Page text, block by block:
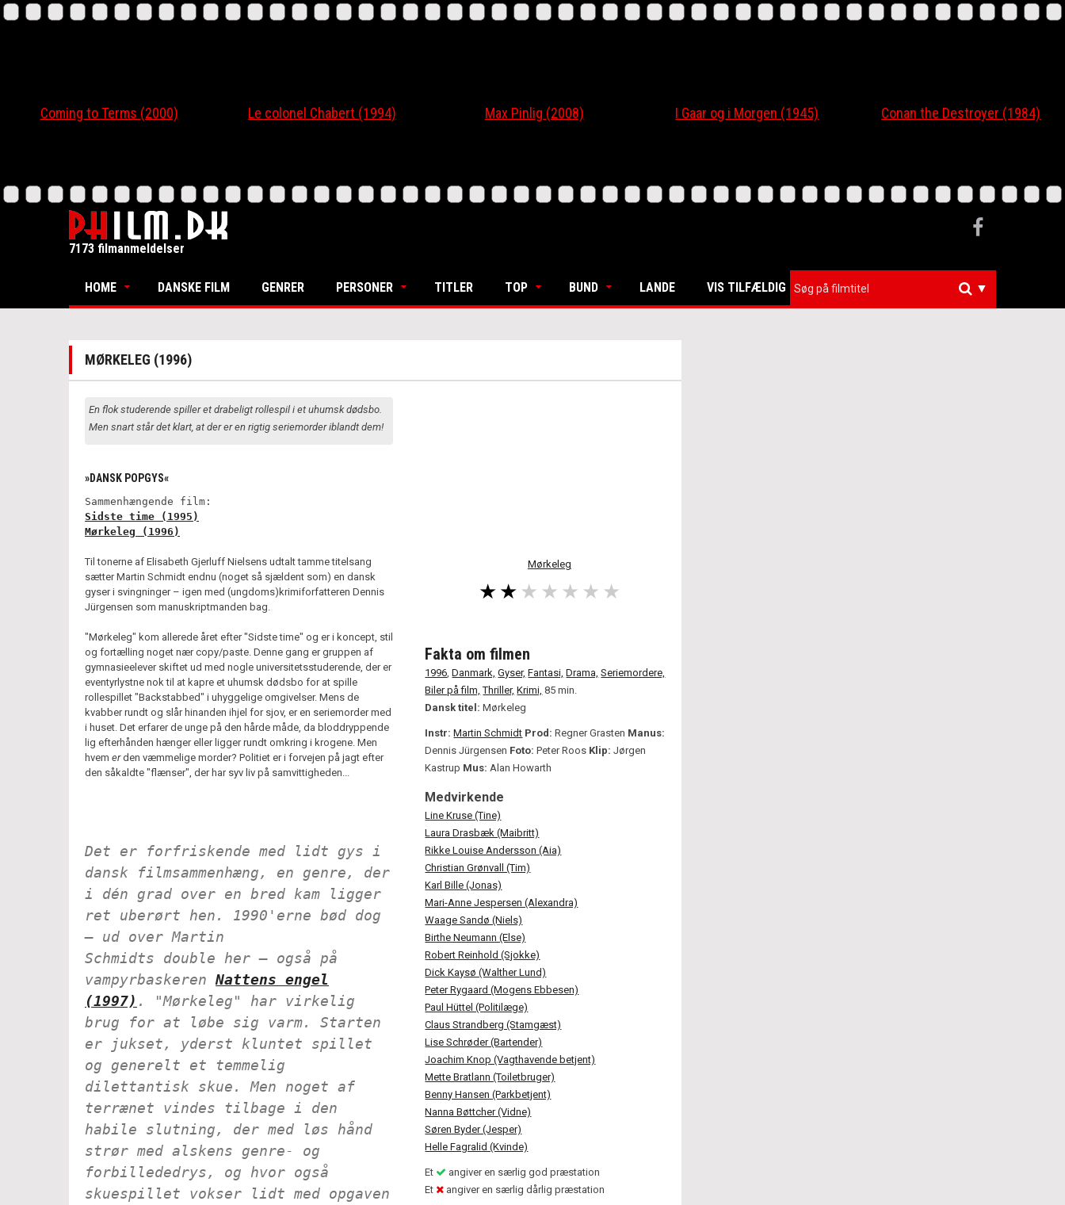
Coming to Terms (2000) Le colonel Chabert (1994) Max Pinlig (2008) I Gaar og i Morgen (1945) Conan the Destroyer (1984)
7173 filmanmeldelser
HOME DANSKE FILM GENRER PERSONER TITLER TOP BUND LANDE VIS TILFÆLDIG ▼
MØRKELEG (1996)
Mørkeleg
En flok studerende spiller et drabeligt rollespil i et uhumsk dødsbo.
Men snart står det klart, at der er en rigtig seriemorder iblandt dem!
»DANSK POPGYS«
Sammenhængende film:
Sidste time (1995)
Mørkeleg (1996)
Til tonerne af Elisabeth Gjerluff Nielsens udtalt tamme titelsang
sætter Martin Schmidt endnu (noget så sjældent som) en dansk
gyser i svingninger – igen med (ungdoms)krimiforfatteren Dennis
Jürgensen som manuskriptmanden bag.
"Mørkeleg" kom allerede året efter "Sidste time" og er i koncept, stil
og fortælling noget nær copy/paste. Denne gang er gruppen af
gymnasieelever skiftet ud med nogle universitetsstuderende, der er
eventyrlystne nok til at kapre et uhumsk dødsbo for at spille
rollespillet "Backstabbed" i uhyggelige omgivelser. Mens de
kvabber rundt og slår hinanden ihjel for sjov, er en seriemorder med
i huset. Det erfarer de unge på den hårde måde, da bloddryppende
lig efterhånden hænger eller ligger rundt omkring i krogene. Men
hvem erden væmmelige morder? Politiet er i forvejen på jagt efter
den såkaldte "flænser", der har syv liv på samvittigheden...
Det er forfriskende med lidt gys i
dansk filmsammenhæng, en genre, der
i dén grad over en bred kam ligger
ret uberørt hen. 1990'erne bød dog
– ud over Martin
Schmidts double her – også på
vampyrbaskeren Nattens engel
(1997) . "Mørkeleg" har virkelig
brug for at løbe sig varm. Starten
er jukset, yderst kluntet spillet
og generelt et temmelig
dilettantisk skue. Men noget af
terrænet vindes tilbage i den
habile slutning, der med løs hånd
strør med alskens genre- og
forbillededrys, og hvor også
skuespillet vokser lidt med opgaven
Fakta om filmen
1996,Danmark, Gyser, Fantasi, Drama, Seriemordere,
Biler på film, Thriller, Krimi, 85 min.
Dansk titel:Mørkeleg
Instr: Martin Schmidt Prod: Regner Grasten Manus:
Dennis Jürgensen Foto: Peter Roos Klip: Jørgen
Kastrup Mus: Alan Howarth
Medvirkende
Line Kruse (Tine)
Laura Drasbæk (Maibritt)
Rikke Louise Andersson (Aia)
Christian Grønvall (Tim)
Karl Bille (Jonas)
Mari-Anne Jespersen (Alexandra)
Waage Sandø (Niels)
Birthe Neumann (Else)
Robert Reinhold (Sjokke)
Dick Kaysø (Walther Lund)
Peter Rygaard (Mogens Ebbesen)
Paul Hüttel (Politilæge)
Claus Strandberg (Stamgæst)
Lise Schrøder (Bartender)
Joachim Knop (Vagthavende betjent)
Mette Bratlann (Toiletbruger)
Benny Hansen (Parkbetjent)
Nanna Bøttcher (Vidne)
Søren Byder (Jesper)
Helle Fagralid (Kvinde)
Et
angiver en særlig god præstation
Et
angiver en særlig dårlig præstation